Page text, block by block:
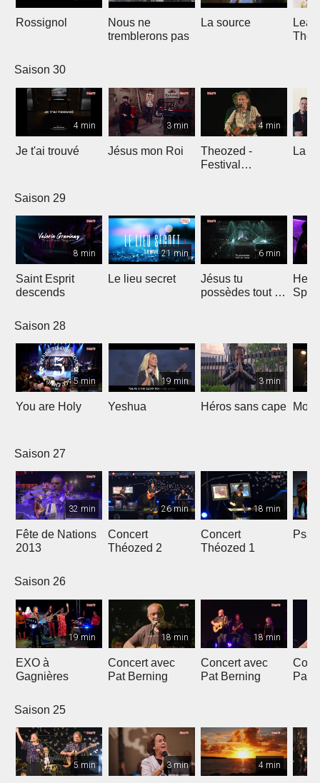
Rossignol
Nous ne
tremblerons pas
La source
The
Saison 30
4 min
Je t'ai trouvé
3 min
Jésus mon Roi
4 min
Theozed -
Festival
La
Saison 29
8 min
Saint Esprit
descends
21 min
Le lieu secret
6 min
Jésus tu
possèdes tout en
He
Saison 28
5 min
You are Holy
19 min
Yeshua
3 min
Héros sans cape Moi
Saison 27
32 min
Fête de Nations
2013
26 min
Concert
Théozed 2
18 min
Concert
Théozed 1
Saison 26
19 min
EXO à
Gagnières
18 min
Concert avec
Pat Berning
18 min
Concert avec
Pat Berning
Pat
Saison 25
5 min 3 min 4 min